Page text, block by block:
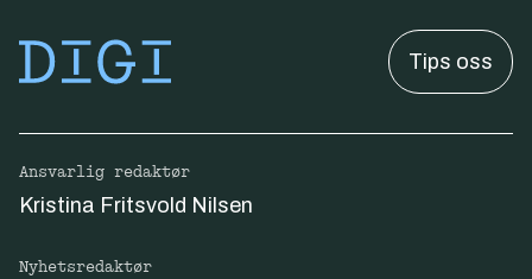
Tips oss
Ansvarlig redaktør
Kristina Fritsvold Nilsen
Nyhetsredaktør